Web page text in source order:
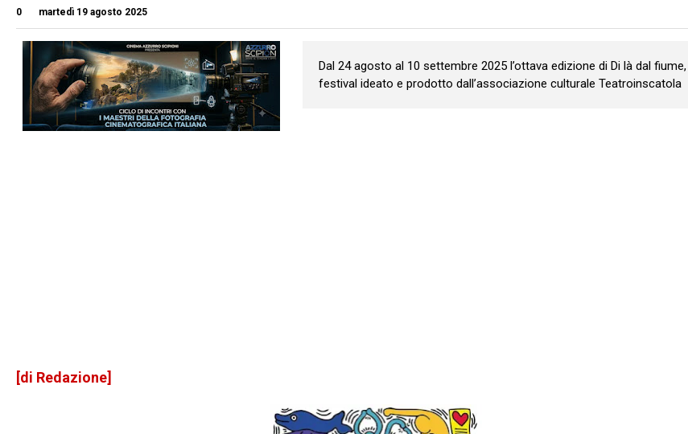
0 martedì 19 agosto 2025
Dal 24 agosto al 10 settembre 2025 l’ottava edizione di Di là dal fiume,
festival ideato e prodotto dall’associazione culturale Teatroinscatola
[di Redazione]